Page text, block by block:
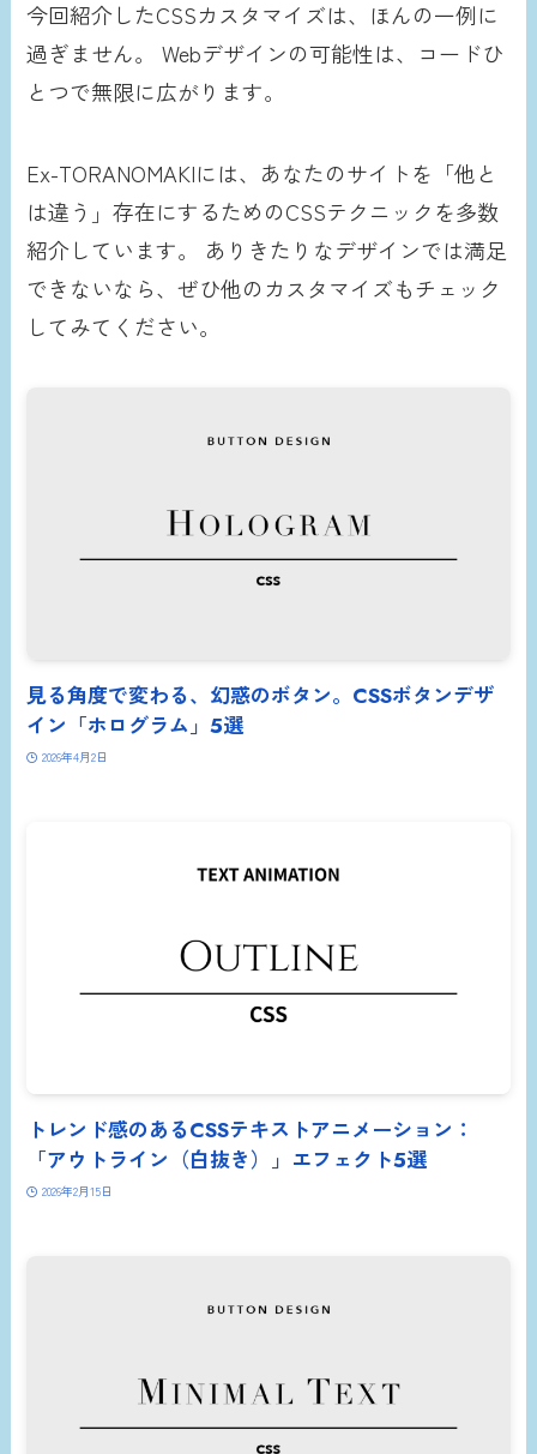
今回紹介したCSSカスタマイズは、ほんの一例に
過ぎません。 Webデザインの可能性は、コードひ
とつで無限に広がります。
Ex-TORANOMAKIには、あなたのサイトを「他と
は違う」存在にするためのCSSテクニックを多数
紹介しています。 ありきたりなデザインでは満足
できないなら、ぜひ他のカスタマイズもチェック
してみてください。
見る角度で変わる、幻惑のボタン。CSSボタンデザ
イン「ホログラム」5選
2026年4月2日
トレンド感のあるCSSテキストアニメーション：
「アウトライン（白抜き）」エフェクト5選
2026年2月15日